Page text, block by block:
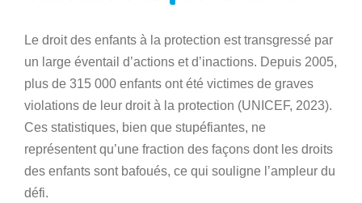
Le droit des enfants à la protection est transgressé par
un large éventail d’actions et d’inactions. Depuis 2005,
plus de 315 000 enfants ont été victimes de graves
violations de leur droit à la protection (UNICEF, 2023).
Ces statistiques, bien que stupéfiantes, ne
représentent qu’une fraction des façons dont les droits
des enfants sont bafoués, ce qui souligne l’ampleur du
défi.